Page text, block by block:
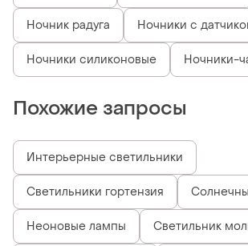
Ночник радуга Ночники с
Ночники силиконовые Ночники-
Похожие запросы
Интерьерные светильники
Светильники гортензия
Неоновые лампы Светильник